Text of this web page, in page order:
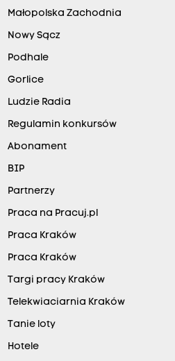
Małopolska Zachodnia
Nowy Sącz
Podhale
Gorlice
Ludzie Radia
Regulamin konkursów
Abonament
BIP
Partnerzy
Praca na Pracuj.pl
Praca Kraków
Praca Kraków
Targi pracy Kraków
Telekwiaciarnia Kraków
Tanie loty
Hotele